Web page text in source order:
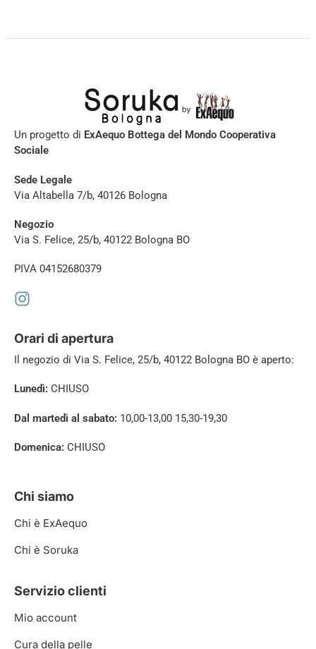
Un progetto di ExAequo Bottega del Mondo Cooperativa
Sociale
Sede Legale
Via Altabella 7/b, 40126 Bologna
Negozio
Via S. Felice, 25/b, 40122 Bologna BO
PIVA 04152680379
Orari di apertura
Il negozio di Via S. Felice, 25/b, 40122 Bologna BO è aperto:
Lunedì: CHIUSO
Dal martedì al sabato: 10,00-13,00 15,30-19,30
Domenica: CHIUSO
Chi siamo
Chi è ExAequo
Chi è Soruka
Servizio clienti
Mio account
Cura della pelle